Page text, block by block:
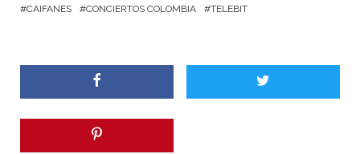
CAIFANES CONCIERTOS COLOMBIA TELEBIT